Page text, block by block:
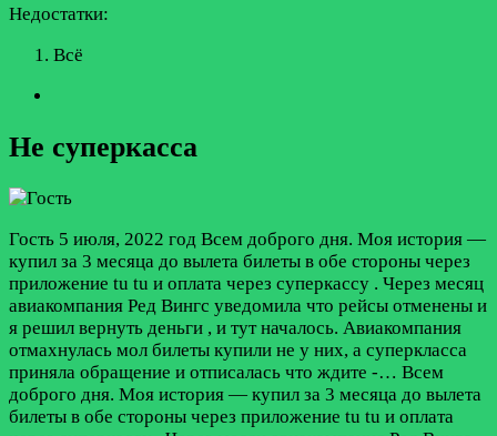
Недостатки:
Всё
Не суперкасса
Гость 5 июля, 2022 год Всем доброго дня. Моя история —
купил за 3 месяца до вылета билеты в обе стороны через
приложение tu tu и оплата через суперкассу . Через месяц
авиакомпания Ред Вингс уведомила что рейсы отменены и
я решил вернуть деньги , и тут началось. Авиакомпания
отмахнулась мол билеты купили не у них, а суперкласса
приняла обращение и отписалась что ждите -… Всем
доброго дня. Моя история — купил за 3 месяца до вылета
билеты в обе стороны через приложение tu tu и оплата